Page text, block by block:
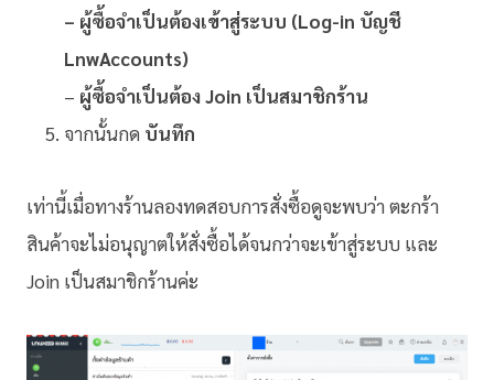
– ผู้ซื้อจำเป็นต้องเข้าสู่ระบบ (Log-in บัญชี
LnwAccounts)
– ผู้ซื้อจำเป็นต้อง Join เป็นสมาชิกร้าน
จากนั้นกด บันทึก
เท่านี้เมื่อทางร้านลองทดสอบการสั่งซื้อดูจะพบว่า ตะกร้า
สินค้าจะไม่อนุญาตให้สั่งซื้อได้จนกว่าจะเข้าสู่ระบบ และ
Join เป็นสมาชิกร้านค่ะ